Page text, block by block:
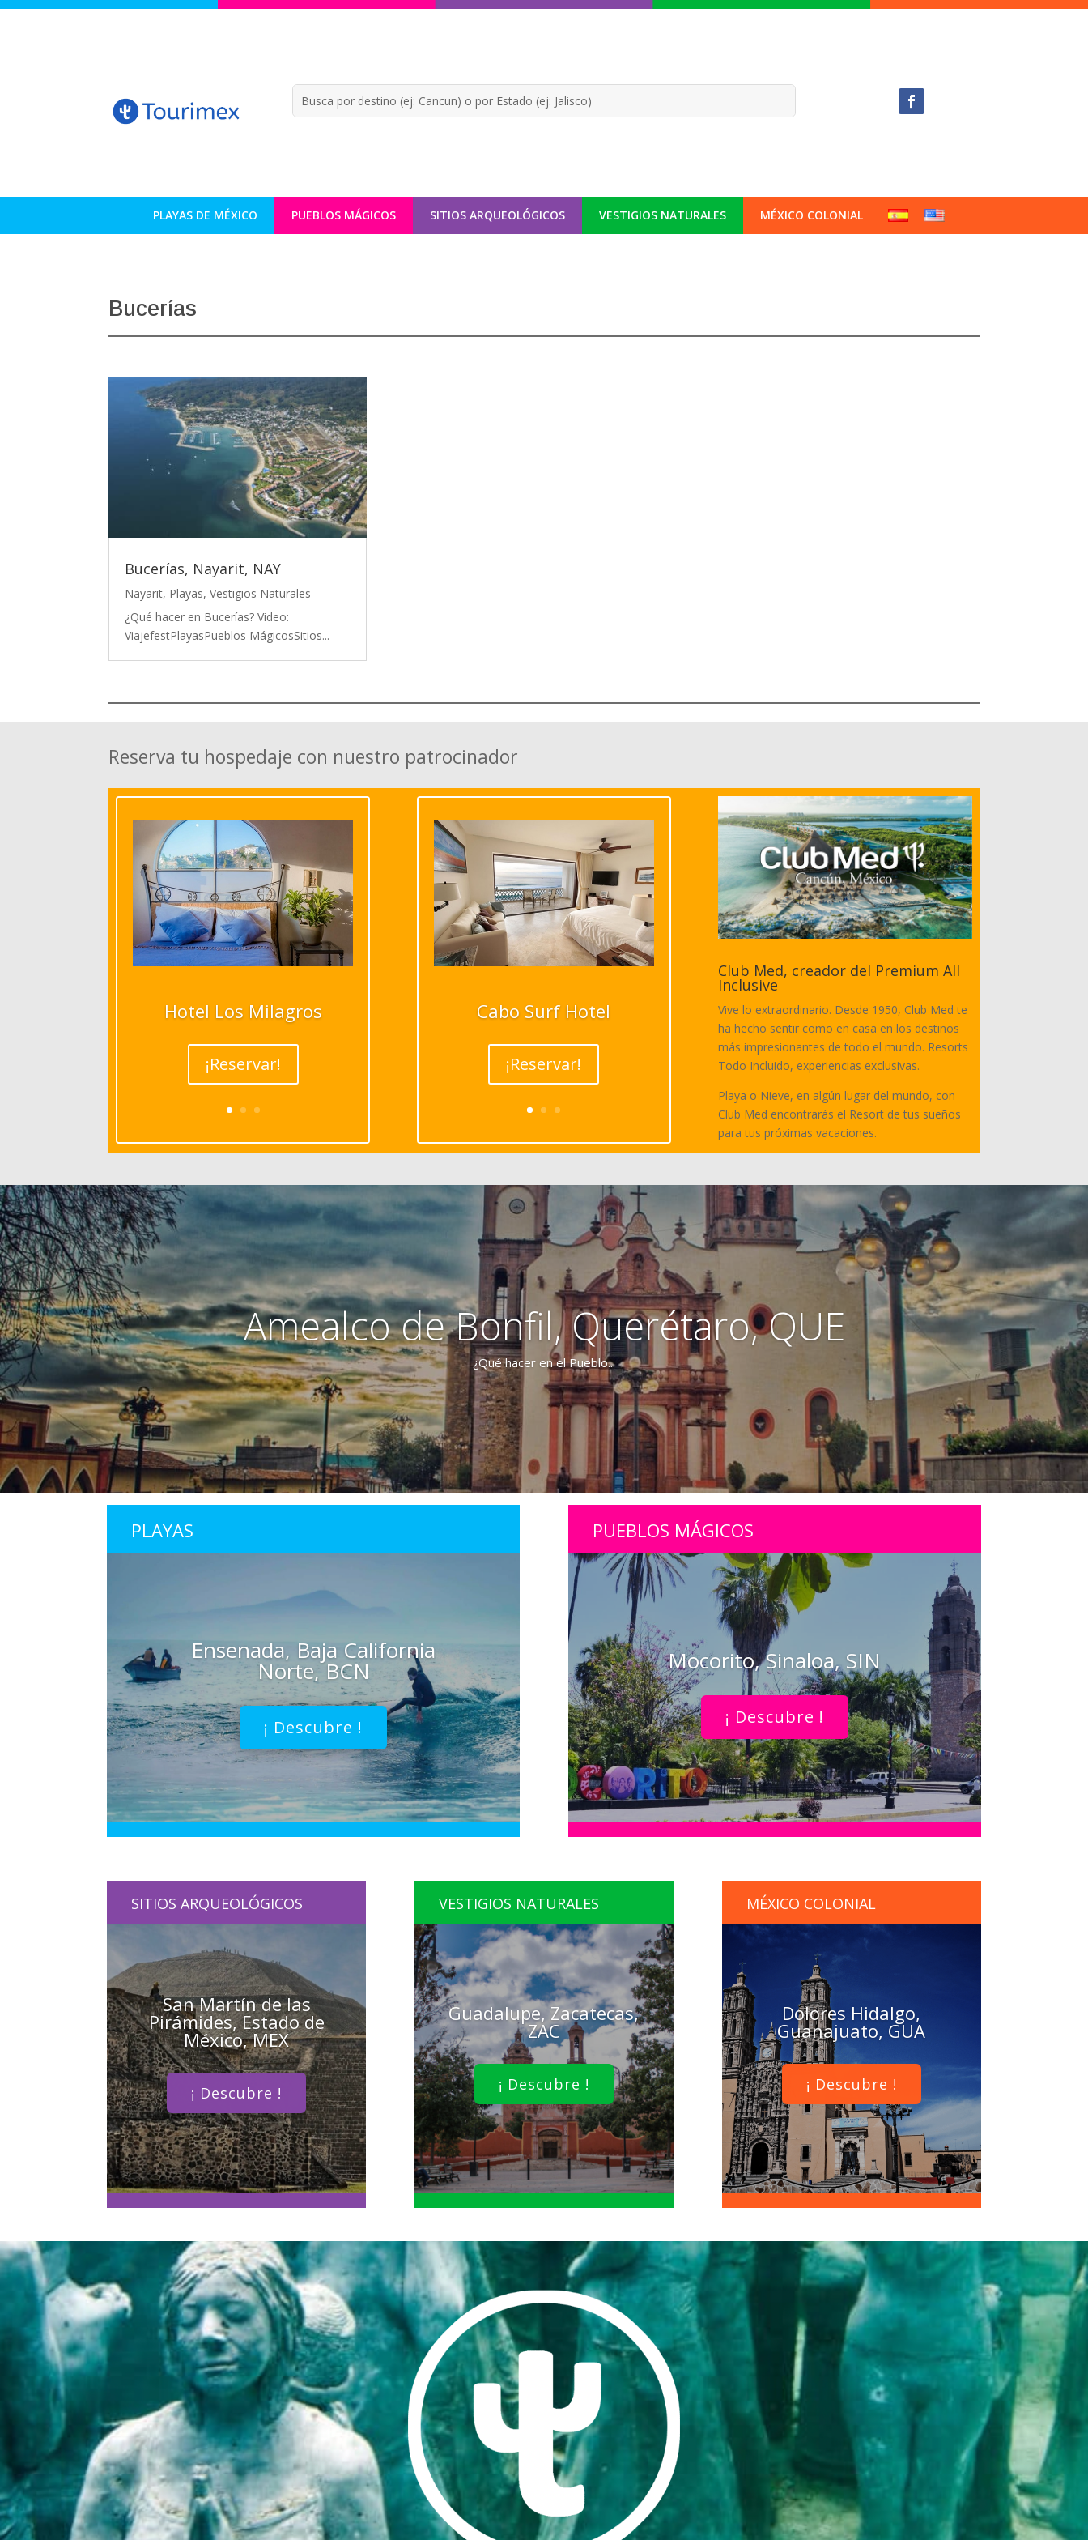
PLAYAS DE MÉXICO PUEBLOS MÁGICOS SITIOS ARQUEOLÓGICOS VESTIGIOS NATURALES MÉXICO COLONIAL
Bucerías
Bucerías, Nayarit, NAY
Nayarit, Playas,Vestigios Naturales
¿Qué hacer en Bucerías? Video:
ViajefestPlayasPueblos MágicosSitios...
Reserva tu hospedaje con nuestro patrocinador
Hotel Los Milagros
¡Reservar!
Cabo Surf Hotel
¡Reservar!
Club Med, creador del Premium All
Inclusive
Vive lo extraordinario. Desde 1950, Club Med te
ha hecho sentir como en casa en los destinos
más impresionantes de todo el mundo. Resorts
Todo Incluido, experiencias exclusivas.
Playa o Nieve, en algún lugar del mundo, con
Club Med encontrarás el Resort de tus sueños
para tus próximas vacaciones.
Amealco de Bonfil, Querétaro, QUE
¿Qué hacer en el Pueblo...
PLAYAS
Ensenada, Baja California
Norte, BCN
¡ Descubre !
PUEBLOS MÁGICOS
Mocorito, Sinaloa, SIN
¡ Descubre !
SITIOS ARQUEOLÓGICOS
San Martín de las
Pirámides, Estado de
México, MEX
¡ Descubre !
VESTIGIOS NATURALES
Guadalupe, Zacatecas,
ZAC
¡ Descubre !
MÉXICO COLONIAL
Dolores Hidalgo,
Guanajuato, GUA
¡ Descubre !